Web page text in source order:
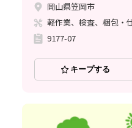
岡山県笠岡市
9177-07
キープする